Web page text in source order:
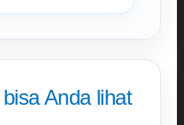
Anda lihat